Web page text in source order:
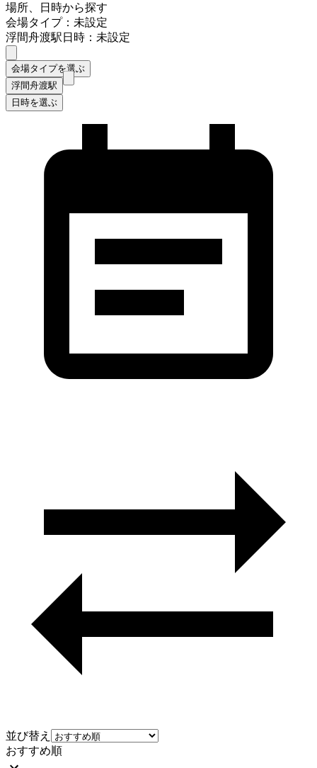
場所、日時から探す
会場タイプ：未設定
浮間舟渡駅日時：未設定
会場タイプを選ぶ
浮間舟渡駅
日時を選ぶ
並び替え
おすすめ順